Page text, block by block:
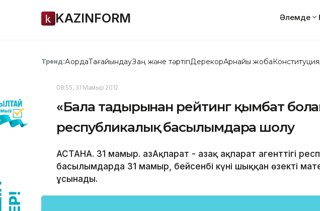
KAZINFORM Әлемде
Тренд:АқордаТағайындауЗаң және тәртіпДерекқорАрнайы жоба
08:55, 31 Мамыр 2012
«Бала тағдырынан рейтинг қымбат
республикалық басылымдарға шолу
АСТАНА. 31 мамыр. ҚазАқпарат - Қазақ ақпарат агенттігі
басылымдарда 31 мамыр, бейсенбі күні шыққан өзекті
ұсынады.